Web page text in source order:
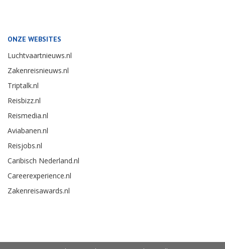
ONZE WEBSITES
Luchtvaartnieuws.nl
Zakenreisnieuws.nl
Triptalk.nl
Reisbizz.nl
Reismedia.nl
Aviabanen.nl
Reisjobs.nl
Caribisch Nederland.nl
Careerexperience.nl
Zakenreisawards.nl